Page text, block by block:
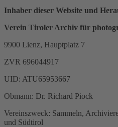
Inhaber dieser Website und
Verein Tiroler Archiv für
9900 Lienz, Hauptplatz 7
ZVR 696044917
UID: ATU65953667
Obmann: Dr. Richard Piock
Vereinszweck: Sammeln,
und Südtirol